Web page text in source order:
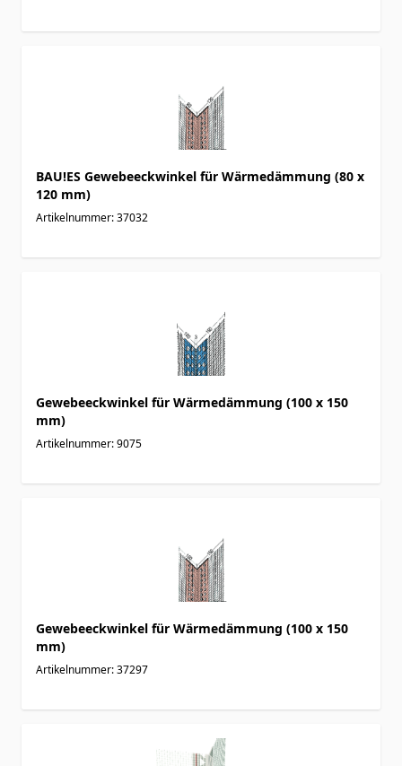
BAU!ES Gewebeeckwinkel für Wärmedämmung (80 x
120 mm)
Artikelnummer: 37032
Gewebeeckwinkel für Wärmedämmung (100 x 150
mm)
Artikelnummer: 9075
Gewebeeckwinkel für Wärmedämmung (100 x 150
mm)
Artikelnummer: 37297